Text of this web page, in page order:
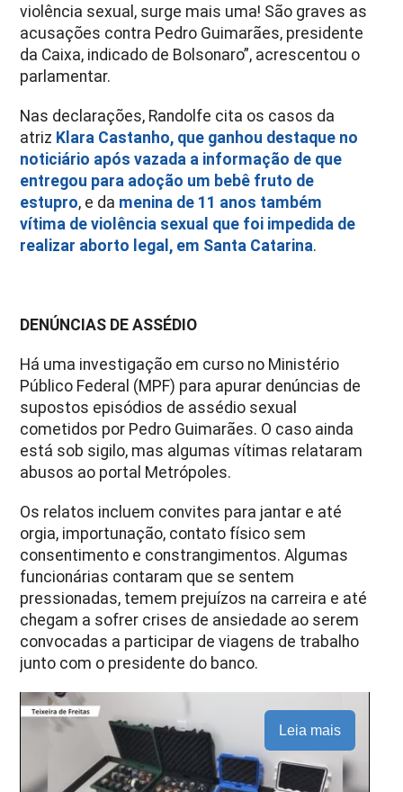
violência sexual, surge mais uma! São graves as
acusações contra Pedro Guimarães, presidente
da Caixa, indicado de Bolsonaro”, acrescentou o
parlamentar.
Nas declarações, Randolfe cita os casos da
atriz Klara Castanho, que ganhou destaque no
noticiário após vazada a informação de que
entregou para adoção um bebê fruto de
estupro, e da menina de 11 anos também
vítima de violência sexual que foi impedida de
realizar aborto legal, em Santa Catarina.
DENÚNCIAS DE ASSÉDIO
Há uma investigação em curso no Ministério
Público Federal (MPF) para apurar denúncias de
supostos episódios de assédio sexual
cometidos por Pedro Guimarães. O caso ainda
está sob sigilo, mas algumas vítimas relataram
abusos ao portal Metrópoles.
Os relatos incluem convites para jantar e até
orgia, importunação, contato físico sem
consentimento e constrangimentos. Algumas
funcionárias contaram que se sentem
pressionadas, temem prejuízos na carreira e até
chegam a sofrer crises de ansiedade ao serem
convocadas a participar de viagens de trabalho
junto com o presidente do banco.
Leia mais